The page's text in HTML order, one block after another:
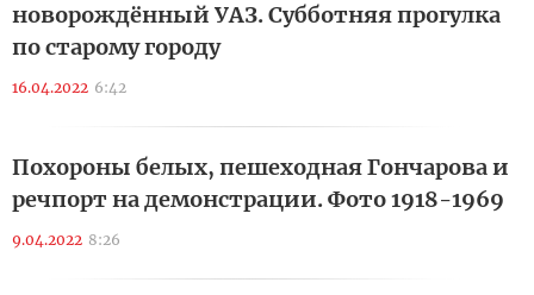
новорождённый УАЗ. Субботняя прогулка
по старому городу
16.04.2022 6:42
Похороны белых, пешеходная Гончарова и
речпорт на демонстрации. Фото 1918-1969
9.04.2022 8:26